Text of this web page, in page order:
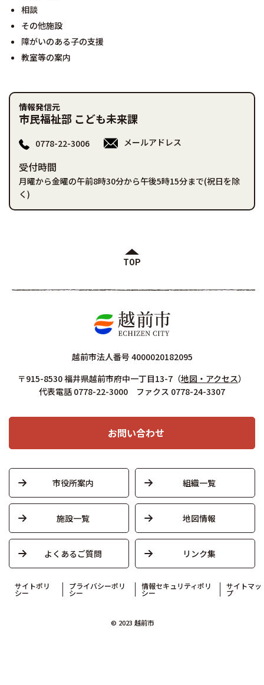
相談
その他施設
障がいのある子の支援
教室等の案内
情報発信元
市民福祉部 こども未来課
0778-22-3006 メールアドレス
受付時間
月曜から金曜の午前8時30分から午後5時15分まで(祝日を除
く)
TOP
越前市法人番号 4000020182095
〒915-8530 福井県越前市府中一丁目13-7 （地図・アクセス）
代表電話 0778-22-3000 ファクス 0778-24-3307
お問い合わせ
市役所案内 組織一覧
施設一覧 地図情報
よくあるご質問 リンク集
サイトポリ
シー
プライバシーポリ
シー
情報セキュリティポリ
シー
サイトマッ
プ
© 2023 越前市